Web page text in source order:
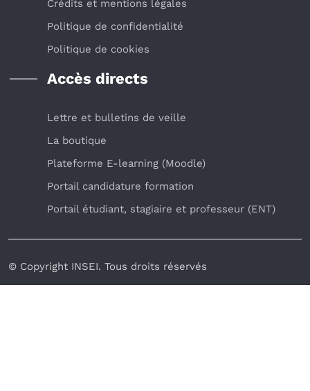
Crédits et mentions légales
Politique de confidentialité
Politique de cookies
Accès directs
Lettre et bulletins de veille
La boutique
Plateforme E-learning (Moodle)
Portail candidature formation
Portail étudiant, stagiaire et professeur (ENT)
© Copyright INSEI. Tous droits réservés